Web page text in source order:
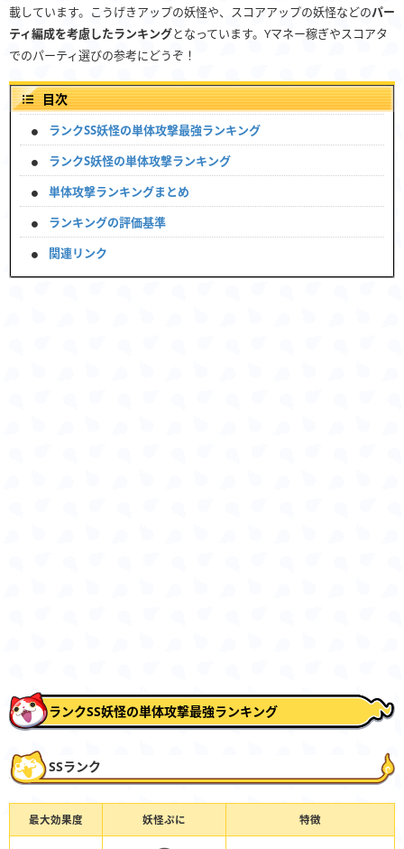
載しています。こうげきアップの妖怪や、スコアアップの妖怪などのパー
ティ編成を考慮したランキングとなっています。Yマネー稼ぎやスコアタ
でのパーティ選びの参考にどうぞ！
目次
ランクSS妖怪の単体攻撃最強ランキング
ランクS妖怪の単体攻撃ランキング
単体攻撃ランキングまとめ
ランキングの評価基準
関連リンク
ランクSS妖怪の単体攻撃最強ランキング
SSランク
最大効果度 妖怪ぷに 特徴